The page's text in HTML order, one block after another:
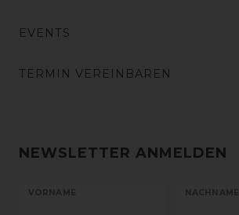
EVENTS
TERMIN VEREINBAREN
NEWSLETTER ANMELDEN
VORNAME NACHNAME